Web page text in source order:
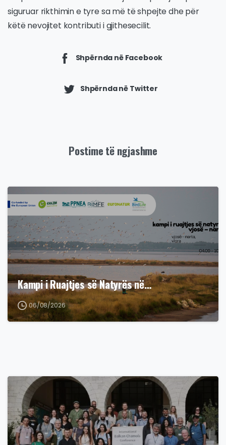
siguruar rikthimin e tyre sa më të shpejte dhe për
këtë nevojitet kontributi i gjithesecilit.
Shpërnda në Facebook
Shpërnda në Twitter
Postime të ngjashme
Kampi i Ruajtjes së Natyrës në…
06/08/2026